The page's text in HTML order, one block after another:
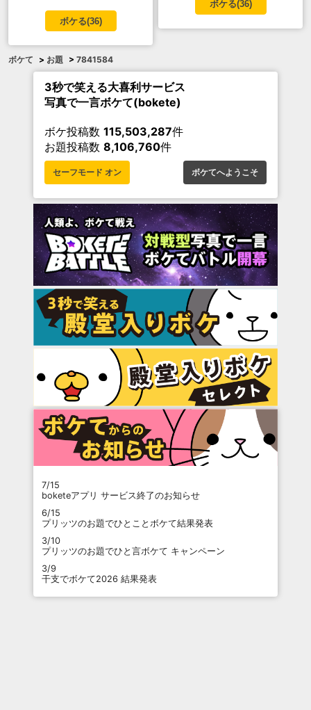
ボケる(36)
ボケる(36)
ボケて > お題 > 7841584
3秒で笑える大喜利サービス
写真で一言ボケて(bokete)
ボケ投稿数 115,503,287件
お題投稿数 8,106,760件
セーフモード オン ボケてへようこそ
7/15
boketeアプリ サービス終了のお知らせ
6/15
プリッツのお題でひとことボケて結果発表
3/10
プリッツのお題でひと言ボケて キャンペーン
3/9
干支でボケて2026 結果発表